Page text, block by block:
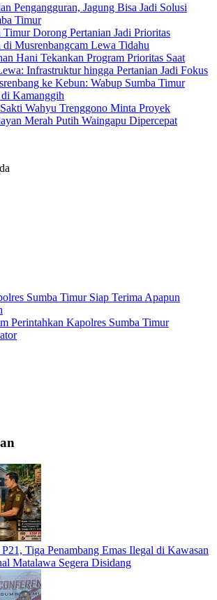
Pengangguran, Jagung Bisa Jadi Solusi
Timur
Timur Dorong Pertanian Jadi Prioritas
di Musrenbangcam Lewa Tidahu
Hani Tekankan Program Prioritas Saat
Infrastruktur hingga Pertanian Jadi Fokus
ke Kebun: Wabup Sumba Timur
Kamanggih
Wahyu Trenggono Minta Proyek
Merah Putih Waingapu Dipercepat
Sumba Timur Siap Terima Apapun
Perintahkan Kapolres Sumba Timur
Tiga Penambang Emas Ilegal di Kawasan
Matalawa Segera Disidang